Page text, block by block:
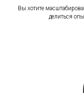
Вы хотите
делиться